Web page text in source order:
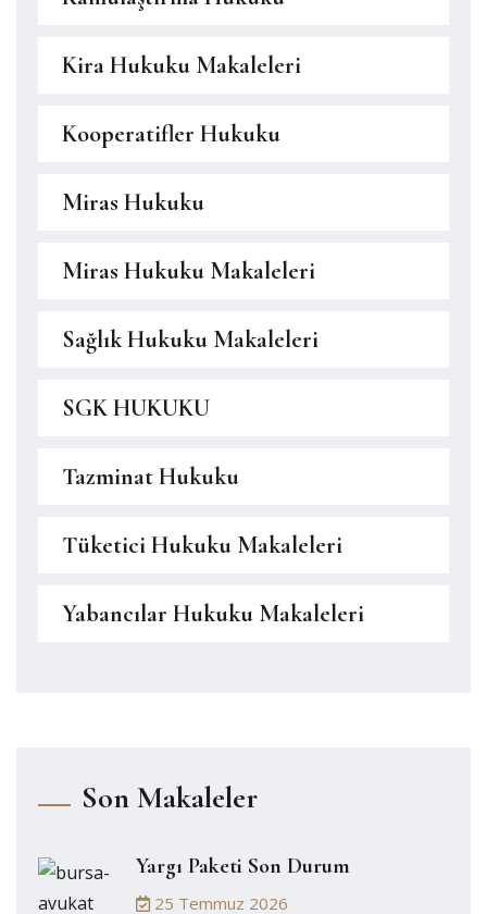
Kira Hukuku Makaleleri
Kooperatifler Hukuku
Miras Hukuku
Miras Hukuku Makaleleri
Sağlık Hukuku Makaleleri
SGK HUKUKU
Tazminat Hukuku
Tüketici Hukuku Makaleleri
Yabancılar Hukuku Makaleleri
Son Makaleler
Yargı Paketi Son Durum
25 Temmuz 2026